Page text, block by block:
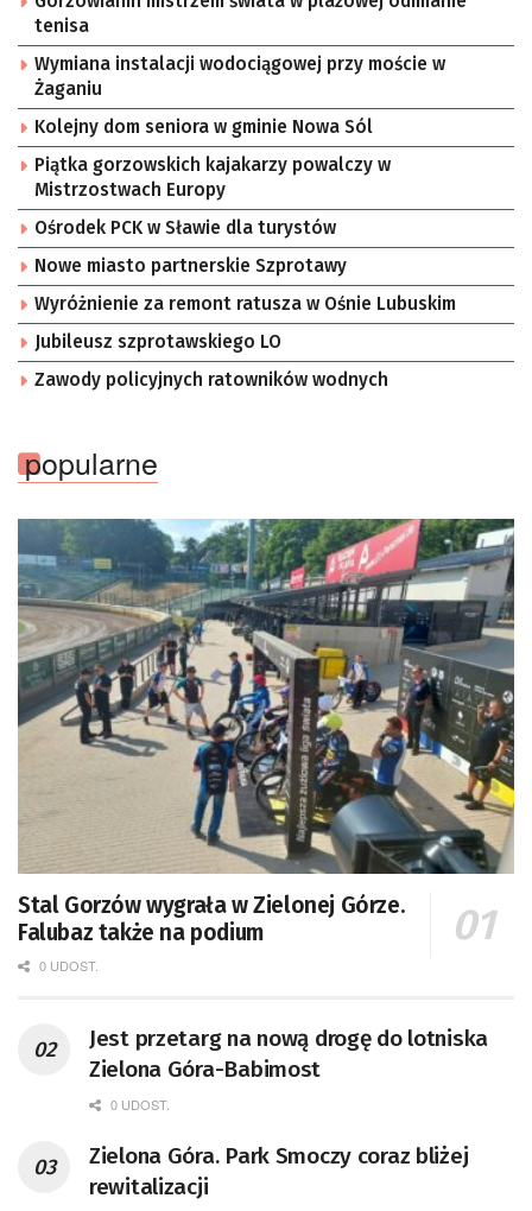
tenisa
Wymiana instalacji wodociągowej przy moście w
Żaganiu
Kolejny dom seniora w gminie Nowa Sól
Piątka gorzowskich kajakarzy powalczy w
Mistrzostwach Europy
Ośrodek PCK w Sławie dla turystów
Nowe miasto partnerskie Szprotawy
Wyróżnienie za remont ratusza w Ośnie Lubuskim
Jubileusz szprotawskiego LO
Zawody policyjnych ratowników wodnych
popularne
Stal Gorzów wygrała w Zielonej Górze.
Falubaz także na podium
0 UDOST.
Jest przetarg na nową drogę do lotniska
Zielona Góra-Babimost
0 UDOST.
Zielona Góra. Park Smoczy coraz bliżej
rewitalizacji